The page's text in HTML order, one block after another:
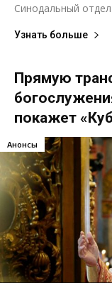
Синодальный
Узнать больше
Прямую
покажет
Анонсы